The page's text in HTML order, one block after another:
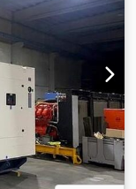
oder als
2024 von Firma
> Arbeitsbreite:
Spindeln: 6 Stk. >
3 kW >
x 2200 x 2000